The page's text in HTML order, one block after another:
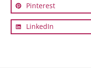
Pinterest
LinkedIn